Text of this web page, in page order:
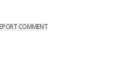
COMMENT